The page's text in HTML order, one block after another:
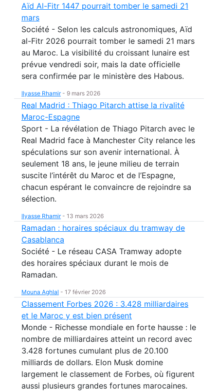
Aïd Al-Fitr 1447 pourrait tomber le samedi 21
mars
Société - Selon les calculs astronomiques, Aïd
al-Fitr 2026 pourrait tomber le samedi 21 mars
au Maroc. La visibilité du croissant lunaire est
prévue vendredi soir, mais la date officielle
sera confirmée par le ministère des Habous.
Ilyasse Rhamir- 9 mars 2026
Real Madrid : Thiago Pitarch attise la rivalité
Maroc-Espagne
Sport - La révélation de Thiago Pitarch avec le
Real Madrid face à Manchester City relance les
spéculations sur son avenir international. À
seulement 18 ans, le jeune milieu de terrain
suscite l’intérêt du Maroc et de l’Espagne,
chacun espérant le convaincre de rejoindre sa
sélection.
Ilyasse Rhamir- 13 mars 2026
Ramadan : horaires spéciaux du tramway de
Casablanca
Société - Le réseau CASA Tramway adopte
des horaires spéciaux durant le mois de
Ramadan.
Mouna Aghlal - 17 février 2026
Classement Forbes 2026 : 3.428 milliardaires
et le Maroc y est bien présent
Monde - Richesse mondiale en forte hausse : le
nombre de milliardaires atteint un record avec
3.428 fortunes cumulant plus de 20.100
milliards de dollars. Elon Musk domine
largement le classement de Forbes, où figurent
aussi plusieurs grandes fortunes marocaines.